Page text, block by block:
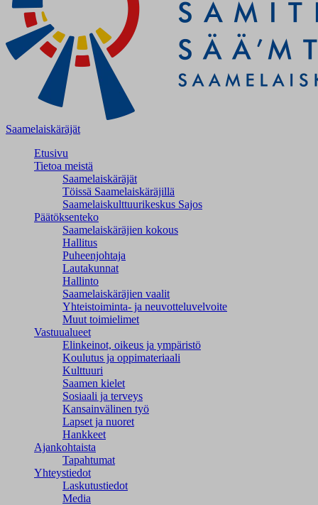
Saamelaiskäräjät
Etusivu
Tietoa meistä
Saamelaiskäräjät
Töissä Saamelaiskäräjillä
Saamelaiskulttuuri­keskus Sajos
Päätöksenteko
Saamelaiskäräjien kokous
Hallitus
Puheenjohtaja
Lautakunnat
Hallinto
Saamelaiskäräjien vaalit
Yhteistoiminta- ja neuvotteluvelvoite
Muut toimielimet
Vastuualueet
Elinkeinot, oikeus ja ympäristö
Koulutus ja oppimateriaali
Kulttuuri
Saamen kielet
Sosiaali ja terveys
Kansainvälinen työ
Lapset ja nuoret
Hankkeet
Ajankohtaista
Tapahtumat
Yhteystiedot
Laskutustiedot
Media